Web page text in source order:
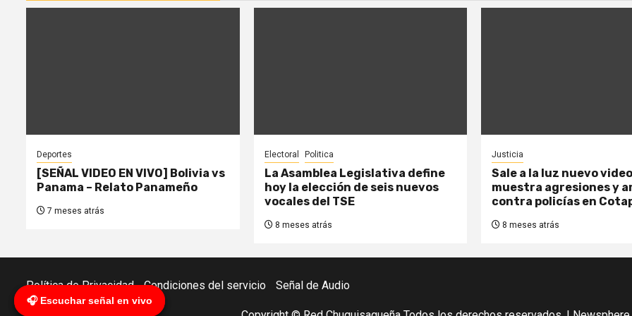
🎧 Escuchar señal en vivo
🎧 Escuchar señal en vivo
Deportes
[SEÑAL VIDEO EN VIVO] Bolivia vs
Panama – Relato Panameño
7 meses atrás
Electoral Politica
La Asamblea Legislativa define
hoy la elección de seis nuevos
vocales del TSE
8 meses atrás
Justicia
Sale a la luz nuevo
muestra agresiones y
contra policías en
8 meses atrás
Política de Privacidad Condiciones del servicio Señal de Audio